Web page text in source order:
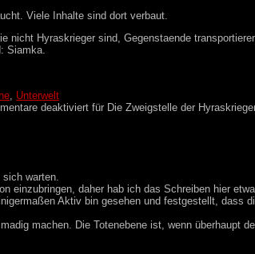
Viele Inhalte sind dort verbaut.
nicht Hyraskrieger sind, Gegenstaende
Siamka.
Unterwelt
deaktiviert für Die Zweigstelle der
warten.
einzubringen, daher hab ich das Schreiben hier
Aktiv bin gesehen und festgestellt, dass
machen. Die Totenebene ist, wenn überhaupt